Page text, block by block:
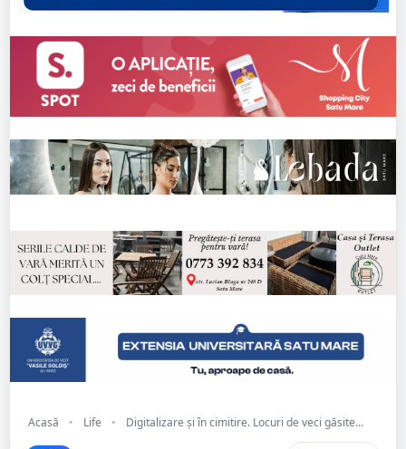
Acasă • Life • Digitalizare și în cimitire. Locuri de veci găsite...